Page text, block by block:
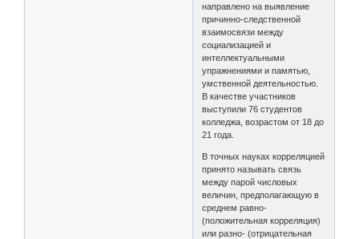
направлено на выявление
причинно-следственной
взаимосвязи между
социализацией и
интеллектуальными
упражнениями и памятью,
умственной деятельностью.
В качестве участников
выступили 76 студентов
колледжа, возрастом от 18 до
21 года.
В точных науках корреляцией
принято называть связь
между парой числовых
величин, предполагающую в
среднем равно-
(положительная корреляция)
или разно- (отрицательная